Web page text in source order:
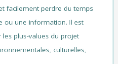
facilement perdre du temps
ou une information. Il est
plus-values du projet
culturelles,